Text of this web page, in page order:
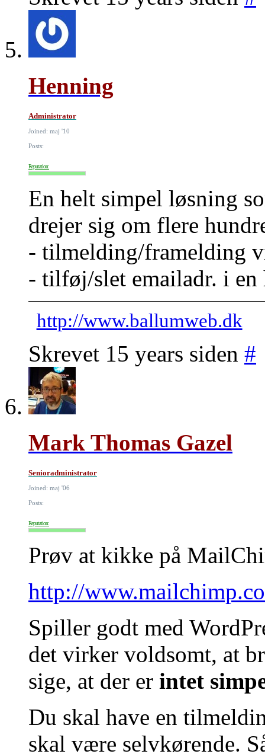
Henning
Administrator
Joined: maj '10
Posts:
Reputation:
En helt simpel løsning
drejer sig om flere
- tilmelding/framelding
- tilføj/slet emailadr. i
http://www.ballumweb.dk
Skrevet 15 years siden #
Mark Thomas Gazel
Senioradministrator
Joined: maj '06
Posts:
Reputation:
Prøv at kikke på
http://
Spiller godt med
det virker voldsomt, at
sige, at der er intet
Du skal have en
skal være selvkørende.